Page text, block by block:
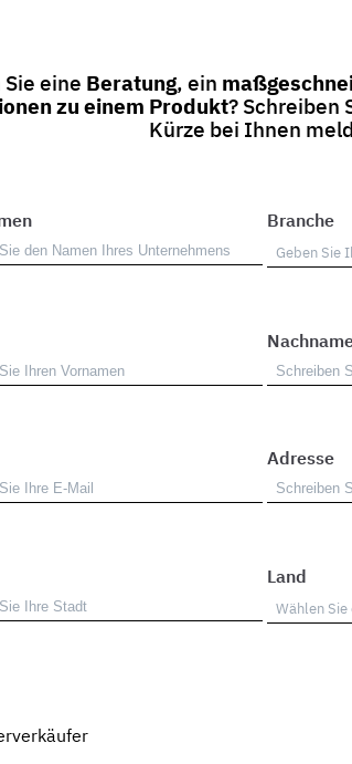
eine Beratung, ein
zu einem Produkt? Schreiben
Kürze bei Ihnen
Branche
Adresse
Land